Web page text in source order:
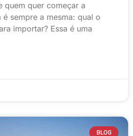
quem quer começar a
sempre a mesma: qual o
importar? Essa é uma
BLOG